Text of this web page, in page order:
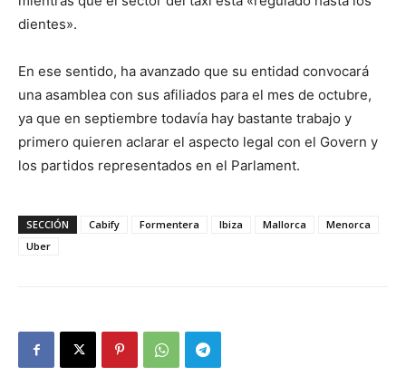
dientes».
En ese sentido, ha avanzado que su entidad convocará
una asamblea con sus afiliados para el mes de octubre,
ya que en septiembre todavía hay bastante trabajo y
primero quieren aclarar el aspecto legal con el Govern y
los partidos representados en el Parlament.
SECCIÓN Cabify Formentera Ibiza Mallorca
Menorca
Uber